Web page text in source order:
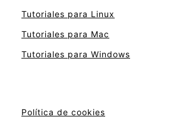
Tutoriales para Linux
Tutoriales para Mac
Tutoriales para Windows
Política de cookies